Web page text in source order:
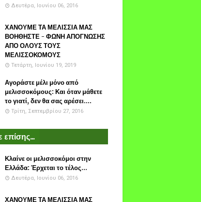
Δευτέρα, Ιουνίου 06, 2016
ΧΑΝΟΥΜΕ ΤΑ ΜΕΛΙΣΣΙΑ ΜΑΣ
ΒΟΗΘΗΣΤΕ - ΦΩΝΗ ΑΠΟΓΝΩΣΗΣ
ΑΠΟ ΟΛΟΥΣ ΤΟΥΣ
ΜΕΛΙΣΣΟΚΟΜΟΥΣ
Τετάρτη, Ιουνίου 19, 2019
Αγοράστε μέλι μόνο από
μελισσοκόμους: Και όταν μάθετε
το γιατί, δεν θα σας αρέσει....
Τρίτη, Σεπτεμβρίου 27, 2016
επίσης...
Κλαίνε οι μελισσοκόμοι στην
Ελλάδα: Έρχεται το τέλος...
Δευτέρα, Ιουνίου 06, 2016
ΧΑΝΟΥΜΕ ΤΑ ΜΕΛΙΣΣΙΑ ΜΑΣ